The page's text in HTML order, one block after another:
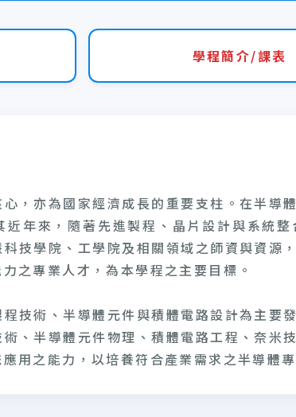
學程簡介/課表
，亦為國家經濟成長的重要支柱。在半導
年來，隨著先進製程、晶片設計與系統
技學院、工學院及相關領域之師資與資源
之專業人才，為本學程之主要目標。
技術、半導體元件與積體電路設計為主要
、半導體元件物理、積體電路工程、奈米
用之能力，以培養符合產業需求之半導體